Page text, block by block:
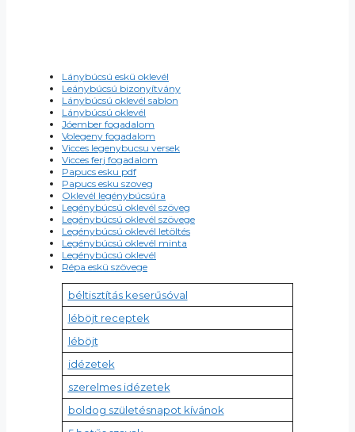
Lánybúcsú eskü oklevél
Leánybúcsú bizonyítvány
Lánybúcsú oklevél sablon
Lánybúcsú oklevél
Jóember fogadalom
Volegeny fogadalom
Vicces legenybucsu versek
Vicces ferj fogadalom
Papucs esku pdf
Papucs esku szoveg
Oklevél legénybúcsúra
Legénybúcsú oklevél szöveg
Legénybúcsú oklevél szövege
Legénybúcsú oklevél letöltés
Legénybúcsú oklevél minta
Legénybúcsú oklevél
Répa eskü szövege
béltisztítás keserűsóval
léböjt receptek
léböjt
idézetek
szerelmes idézetek
boldog születésnapot kívánok